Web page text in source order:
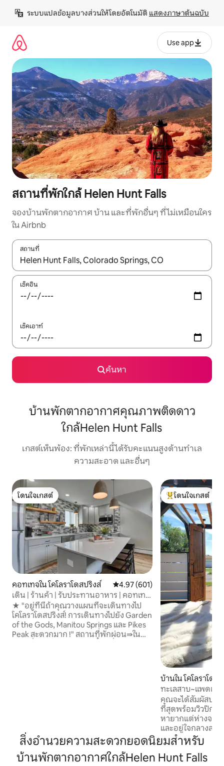
เนื้อหา
ระบบแปลข้อมูลบางส่วนให้โดยอัตโนมัติ แสดงภาษาต้นฉบับ
Use app
สถานที่พักใกล้ Helen Hunt Falls
จองบ้านพักตากอากาศ บ้าน และที่พักอื่นๆ ที่ไม่เหมือนใคร
ใน Airbnb
สถานที่
ใช้ลูกศรขึ้นลง หรือใช้การสัมผัสหรือปัด เพื่อสำรวจผลการค้นหา
เช็คอิน
เช็คเอาท์
ค้นหา
บ้านพักตากอากาศคุณภาพติดดาว
ใกล้Helen Hunt Falls
เกสต์เห็นพ้อง: ที่พักเหล่านี้ได้รับคะแนนสูงด้านทำเล
ความสะอาด และอื่นๆ
โดนใจเกสต์
โดนใจเกสต์
คอทเทจใน โคโลราโดสปริงส์ คะแนนเฉลี่ย 4.97 จาก 5, 601 รีวิว
4.97 (601)
เดิน | ร้านค้า | รับประทานอาหาร | คอทเทจ
@ สวนเทพเจ้า
★ "อยู่ที่นี่ถ้าคุณวางแผนที่จะเดินทางไป
โคโลราโดสปริงส์! การเดินทางไปยัง Garden
of the Gods, Manitou Springs และ Pikes
Peak สะดวกมาก !" สถานที่พักผ่อน⇛ใน
โดนใจเกสต์ที่สุด
โดนใจเกสต์
บ้านใน โคโลราโดส
ทะเลสาบ~แพดเดิ
ร้อน~กองไฟ~บาร์
คุณจะได้สัมผัสบร
ที่สุดพร้อมวิวปิกส์
หายากแต่ห่างจากใ
และอยู่ใจกลางสป
หลงรัก • เตียงขนาดคิ
นอนกลางแจ้งที่หรู
พร้อมวิวทะเลสาบ
สิ่งอำนวยความสะดวกยอดนิยมสำหรับ
บ้านพักตากอากาศใกล้Helen Hunt Falls